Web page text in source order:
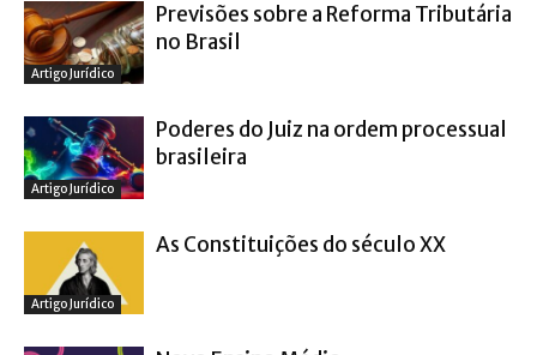
Artigo Jurídico
Previsões sobre a Reforma Tributária
no Brasil
Artigo Jurídico
Poderes do Juiz na ordem processual
brasileira
Artigo Jurídico
As Constituições do século XX